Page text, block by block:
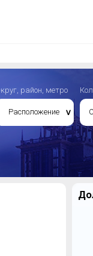
район, метро
Расположение